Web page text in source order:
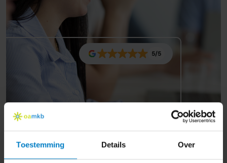
Toestemming Details Over
5/5